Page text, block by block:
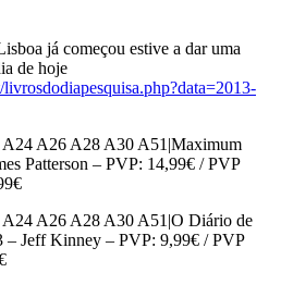
já começou estive a dar uma
de hoje
A26 A28 A30 A51|Maximum
Patterson – PVP: 14,99€ / PVP
A26 A28 A30 A51|O Diário de
– Jeff Kinney – PVP: 9,99€ / PVP